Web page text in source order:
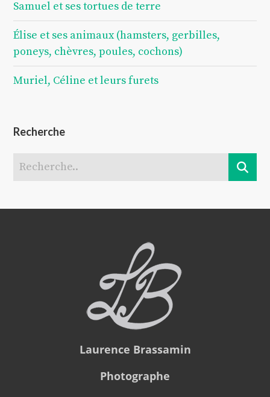
Samuel et ses tortues de terre
Élise et ses animaux (hamsters, gerbilles,
poneys, chèvres, poules, cochons)
Muriel, Céline et leurs furets
Recherche
Laurence Brassamin
Photographe